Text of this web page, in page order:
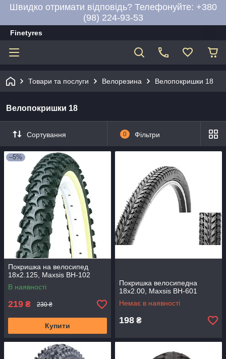
Швидко отримати відповідь? Телефонуйте: +380
(98) 224-93-53
Finetyres
Товари та послуги Велорезина Велопокришки 18
Велопокришки 18
Сортування 0 Фільтри
–5%
Покришка на велосипед
18x2.125, Maxsis BH-102
В наявності
219 ₴ 230 ₴
Купити
Покришка велосипедна
18x2.00, Maxsis BH-601
Немає в наявності
198 ₴